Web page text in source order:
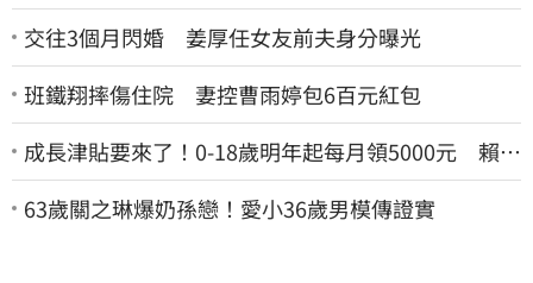
交往3個月閃婚 姜厚任女友前夫身分曝光
班鐵翔摔傷住院 妻控曹雨婷包6百元紅包
成長津貼要來了！0-18歲明年起每月領5000元 賴清
德：此時不生更待何時
63歲關之琳爆奶孫戀！愛小36歲男模傳證實